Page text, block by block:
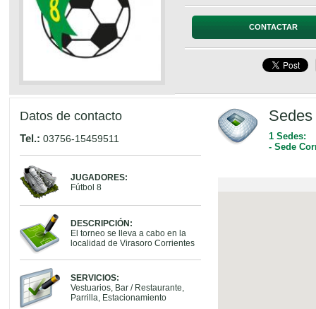
CONTACTAR
Datos de contacto
Tel.: 03756-15459511
JUGADORES:
Fútbol 8
DESCRIPCIÓN:
El torneo se lleva a cabo en la
localidad de Virasoro Corrientes
SERVICIOS:
Vestuarios, Bar / Restaurante,
Parrilla, Estacionamiento
1 Sedes:
- Sede